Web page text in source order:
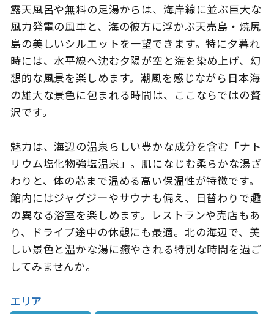
このサイトについて 観光資料
動画ライブラリー フォトライブラリー
お問い合わせ
露天風呂や無料の足湯からは、海岸線に並ぶ巨大な
風力発電の風車と、海の彼方に浮かぶ天売島・焼尻
島の美しいシルエットを一望できます。特に夕暮れ
時には、水平線へ沈む夕陽が空と海を染め上げ、幻
想的な風景を楽しめます。潮風を感じながら日本海
の雄大な景色に包まれる時間は、ここならではの贅
沢です。
魅力は、海辺の温泉らしい豊かな成分を含む「ナト
リウム塩化物強塩温泉」。肌になじむ柔らかな湯ざ
わりと、体の芯まで温める高い保温性が特徴です。
館内にはジャグジーやサウナも備え、日替わりで趣
の異なる浴室を楽しめます。レストランや売店もあ
り、ドライブ途中の休憩にも最適。北の海辺で、美
しい景色と温かな湯に癒やされる特別な時間を過ご
してみませんか。
エリア